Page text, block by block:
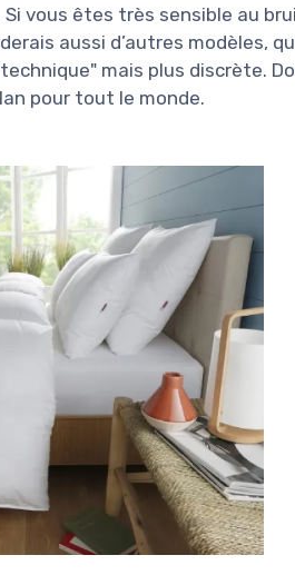
vous êtes très sensible au
aussi d’autres modèles,
mais plus discrète.
pour tout le monde.